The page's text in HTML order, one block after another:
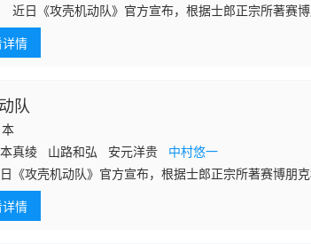
日《攻壳机动队》官方宣布，根据士郎正宗所著赛
定制作，制作方为Science SARU，预计将于2026年
情
队
本真绫 山路和弘 安元洋贵 中村悠一
《攻壳机动队》官方宣布，根据士郎正宗所著赛博朋
作，制作方为Science SARU，预计将于2026年播出
情